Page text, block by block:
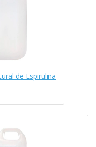
de Espirulina